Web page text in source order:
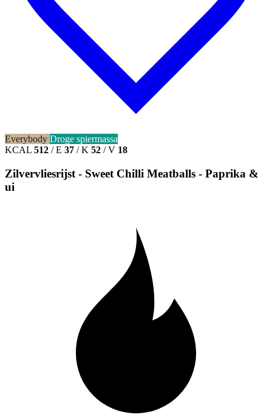
Everybody Droge spiermassa
KCAL 512 / E 37 / K 52 / V 18
Zilvervliesrijst - Sweet Chilli Meatballs - Paprika &
ui